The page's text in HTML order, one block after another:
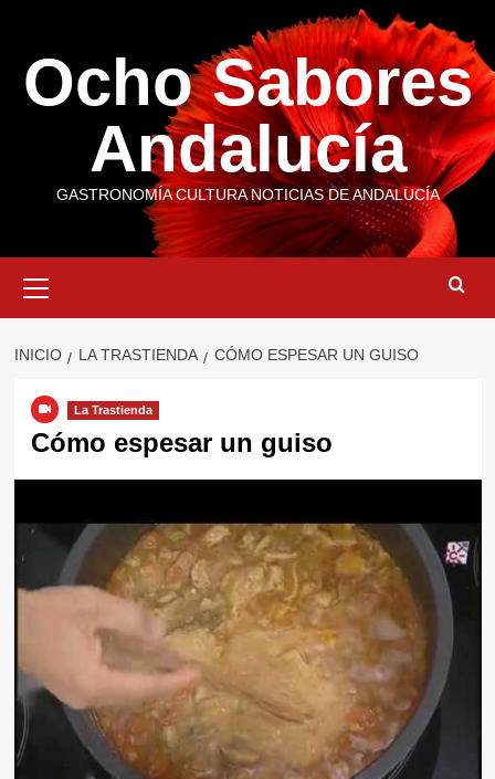
contenido
Ocho Sabores
Andalucía
GASTRONOMÍA CULTURA NOTICIAS DE ANDALUCÍA
primario
INICIO LA TRASTIENDA CÓMO ESPESAR UN GUISO
La Trastienda
Cómo espesar un guiso